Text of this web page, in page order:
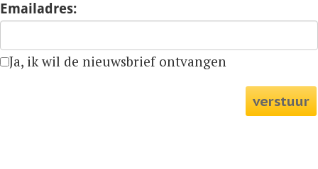
Emailadres:
Ja, ik wil de nieuwsbrief ontvangen
verstuur